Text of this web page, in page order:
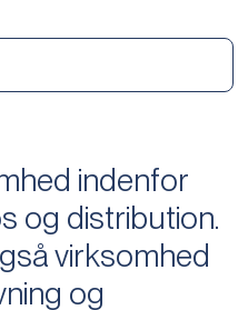
indenfor
og distribution.
virksomhed
og